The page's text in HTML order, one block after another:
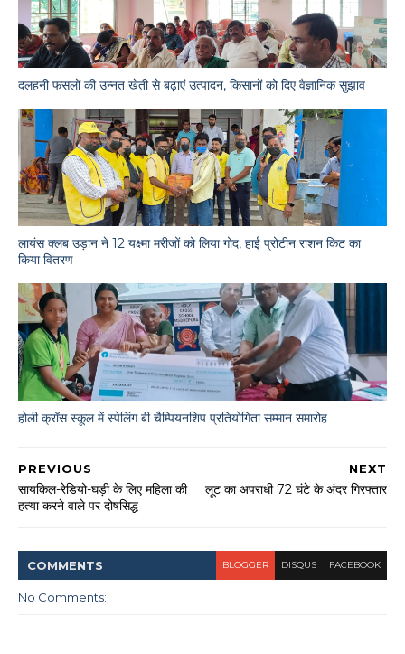
दलहनी फसलों की उन्नत खेती से बढ़ाएं उत्पादन, किसानों को दिए वैज्ञानिक सुझाव
लायंस क्लब उड़ान ने 12 यक्ष्मा मरीजों को लिया गोद, हाई प्रोटीन राशन किट का
किया वितरण
होली क्रॉस स्कूल में स्पेलिंग बी चैम्पियनशिप प्रतियोगिता सम्मान समारोह
NEXT
लूट का अपराधी 72 घंटे के अंदर गिरफ्तार
PREVIOUS
सायकिल-रेडियो-घड़ी के लिए महिला की
हत्या करने वाले पर दोषसिद्ध
COMMENTS BLOGGER DISQUS FACEBOOK
No Comments: